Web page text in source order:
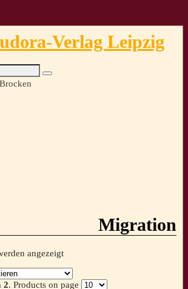
Verlag Leipzig
Migration
angezeigtNach
sortiert
2. Products on page